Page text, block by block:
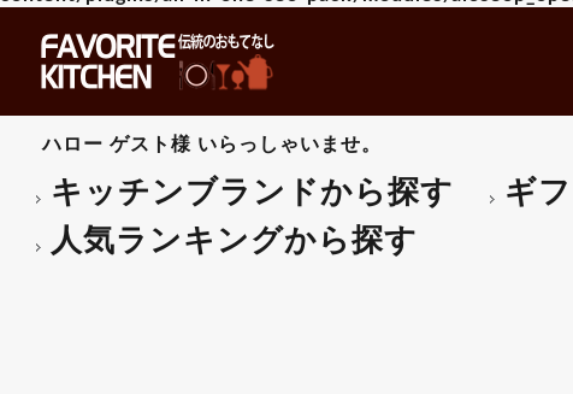
ハロー ゲスト様 いらっしゃいませ。
キッチンブランドから探す ギ
人気ランキングから探す
Borgonovo（ボルゴノヴォ